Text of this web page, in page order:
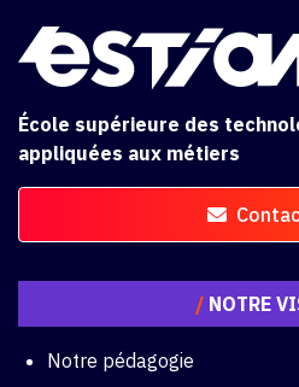
École supérieure des
appliquées aux métiers
/ NOTRE
Notre pédagogie